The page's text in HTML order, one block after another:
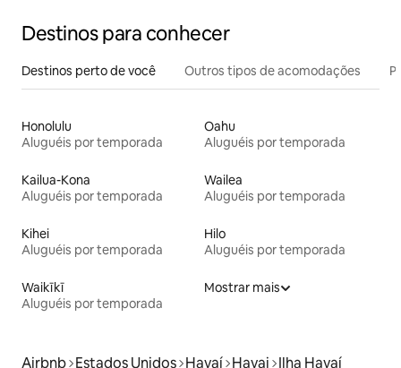
Destinos para conhecer
Destinos perto de você Outros tipos de acomodações
Honolulu
Aluguéis por temporada
Oahu
Aluguéis por temporada
Kailua-Kona
Aluguéis por temporada
Wailea
Aluguéis por temporada
Kihei
Aluguéis por temporada
Hilo
Aluguéis por temporada
Waikīkī
Aluguéis por temporada
Mostrar mais
Airbnb Estados Unidos Havaí Havai Ilha Havaí